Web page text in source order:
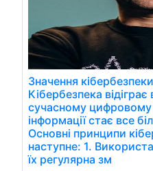
Значення
Кібербезпека
сучасному цифровому
інформації стає все
Основні принципи
наступне: 1.
їх регулярна зм